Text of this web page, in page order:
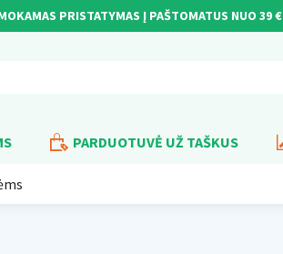
PRISTATYMAS Į PAŠTOMATUS NUO 39 €
PARDUOTUVĖ UŽ TAŠKUS